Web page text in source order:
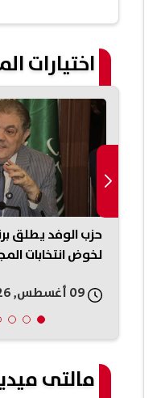
اختيارات
حزب الوفد يطلق
لخوض انتخابات
مالتى